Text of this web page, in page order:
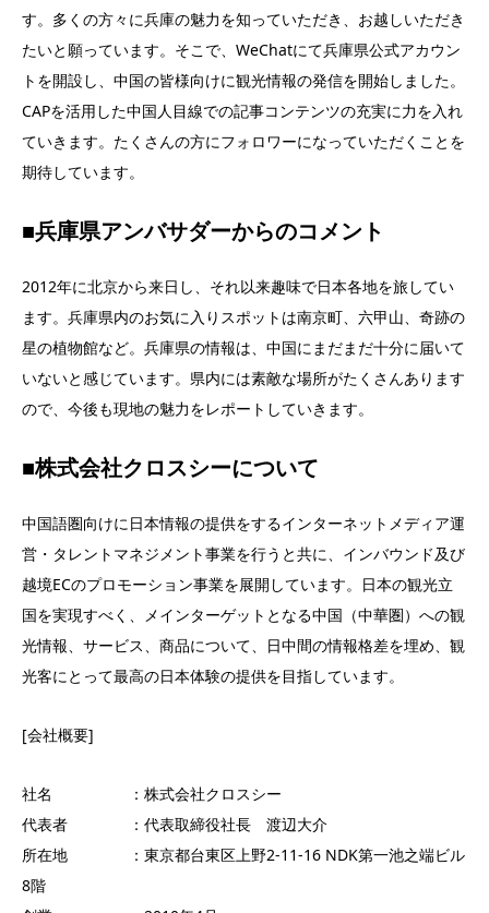
す。多くの方々に兵庫の魅力を知っていただき、お越しいただき
たいと願っています。そこで、WeChatにて兵庫県公式アカウン
トを開設し、中国の皆様向けに観光情報の発信を開始しました。
CAPを活用した中国人目線での記事コンテンツの充実に力を入れ
ていきます。たくさんの方にフォロワーになっていただくことを
期待しています。
■兵庫県アンバサダーからのコメント
2012年に北京から来日し、それ以来趣味で日本各地を旅してい
ます。兵庫県内のお気に入りスポットは南京町、六甲山、奇跡の
星の植物館など。兵庫県の情報は、中国にまだまだ十分に届いて
いないと感じています。県内には素敵な場所がたくさんあります
ので、今後も現地の魅力をレポートしていきます。
■株式会社クロスシーについて
中国語圏向けに日本情報の提供をするインターネットメディア運
営・タレントマネジメント事業を行うと共に、インバウンド及び
越境ECのプロモーション事業を展開しています。日本の観光立
国を実現すべく、メインターゲットとなる中国（中華圏）への観
光情報、サービス、商品について、日中間の情報格差を埋め、観
光客にとって最高の日本体験の提供を目指しています。
[会社概要]
社名 ：株式会社クロスシー
代表者 ：代表取締役社長 渡辺大介
所在地 ：東京都台東区上野2-11-16 NDK第一池之端ビル
8階